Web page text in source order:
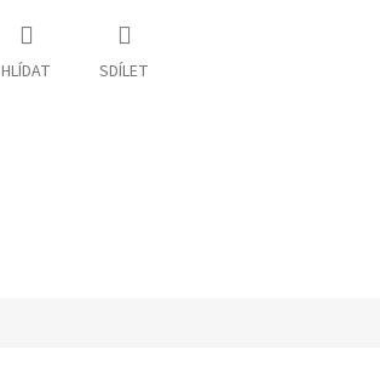
HLÍDAT SDÍLET